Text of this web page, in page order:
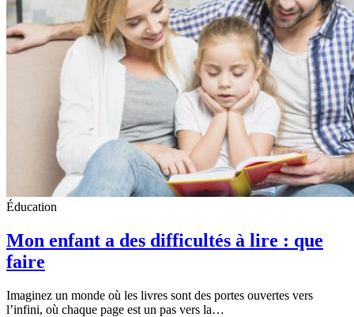
Éducation
Mon enfant a des difficultés à lire : que
faire
Imaginez un monde où les livres sont des portes ouvertes vers
l’infini, où chaque page est un pas vers la…